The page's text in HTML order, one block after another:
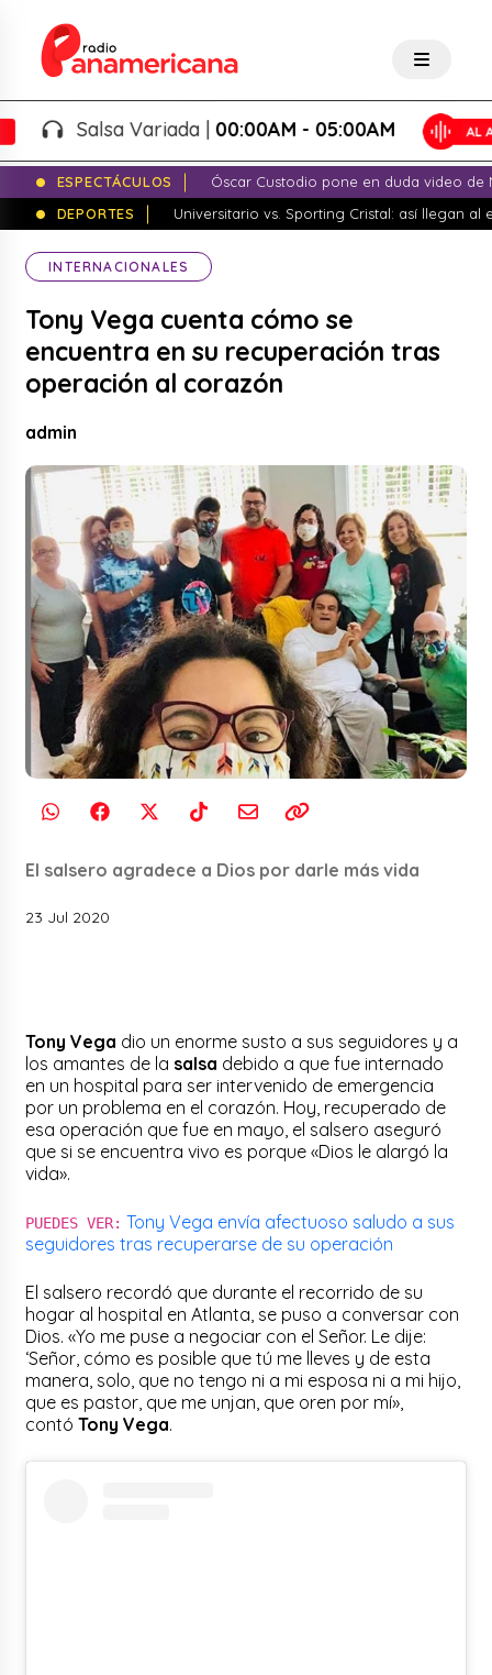
Salsa Variada |00:00AM - 05:00AM
ESPECTÁCULOS
Óscar Custodio pone en duda video de
DEPORTES
Universitario vs. Sporting Cristal: así llegan al
INTERNACIONALES
Tony Vega cuenta cómo se
encuentra en su recuperación tras
operación al corazón
admin
El salsero agradece a Dios por darle más vida
23 Jul 2020
Tony Vega dio un enorme susto a sus seguidores y a
los amantes de la salsa debido a que fue internado
en un hospital para ser intervenido de emergencia
por un problema en el corazón. Hoy, recuperado de
esa operación que fue en mayo, el salsero aseguró
que si se encuentra vivo es porque «Dios le alargó la
vida».
PUEDES VER: Tony Vega envía afectuoso saludo a sus
seguidores tras recuperarse de su operación
El salsero recordó que durante el recorrido de su
hogar al hospital en Atlanta, se puso a conversar con
Dios. «Yo me puse a negociar con el Señor. Le dije:
‘Señor, cómo es posible que tú me lleves y de esta
manera, solo, que no tengo ni a mi esposa ni a mi hijo,
que es pastor, que me unjan, que oren por mí»,
contóTony Vega.